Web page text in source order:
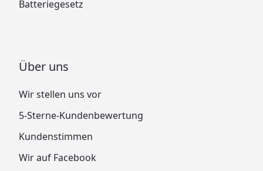
Batteriegesetz
Über uns
Wir stellen uns vor
5-Sterne-Kundenbewertung
Kundenstimmen
Wir auf Facebook